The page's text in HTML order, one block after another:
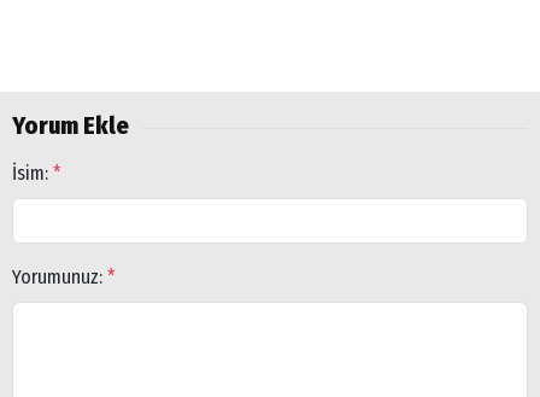
Yorum Ekle
İsim: *
Yorumunuz: *